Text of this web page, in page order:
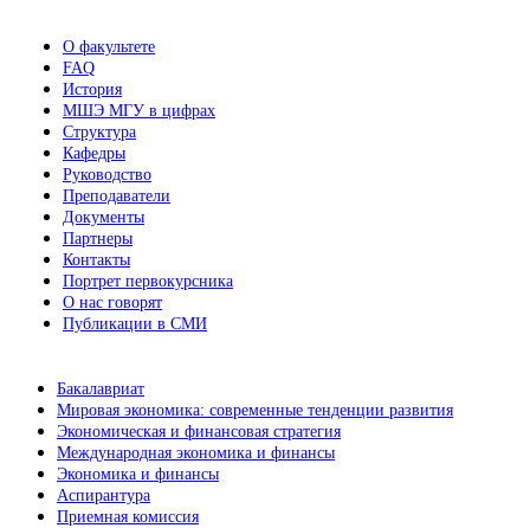
О факультете
FAQ
История
МШЭ МГУ в цифрах
Структура
Кафедры
Руководство
Преподаватели
Документы
Партнеры
Контакты
Портрет первокурсника
О нас говорят
Публикации в СМИ
Бакалавриат
Мировая экономика: современные тенденции развития
Экономическая и финансовая стратегия
Международная экономика и финансы
Экономика и финансы
Аспирантура
Приемная комиссия